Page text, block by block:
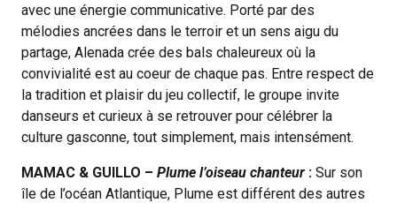
avec une énergie communicative. Porté par des
mélodies ancrées dans le terroir et un sens aigu du
partage, Alenada crée des bals chaleureux où la
convivialité est au coeur de chaque pas. Entre respect de
la tradition et plaisir du jeu collectif, le groupe invite
danseurs et curieux à se retrouver pour célébrer la
culture gasconne, tout simplement, mais intensément.
MAMAC & GUILLO – Plume l’oiseau chanteur : Sur son
île de l’océan Atlantique, Plume est différent des autres